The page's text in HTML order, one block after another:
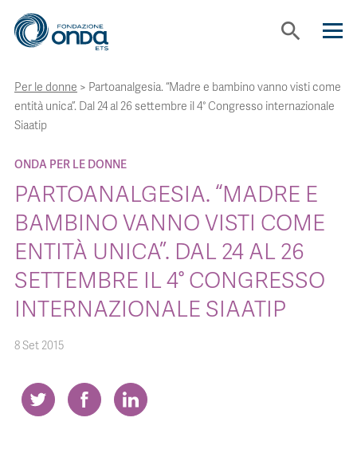
search
CHI SIAMO
STRUMENTI
PROGETTI
BOLLINI
NEWS
CONTATTI
Per le donne > Partoanalgesia. “Madre e bambino vanno visti come
entità unica”. Dal 24 al 26 settembre il 4° Congresso internazionale
Siaatip
ONDA PER LE DONNE
PARTOANALGESIA. “MADRE E
BAMBINO VANNO VISTI COME
ENTITÀ UNICA”. DAL 24 AL 26
SETTEMBRE IL 4° CONGRESSO
INTERNAZIONALE SIAATIP
8 Set 2015